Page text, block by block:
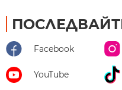
Facebook
YouTube